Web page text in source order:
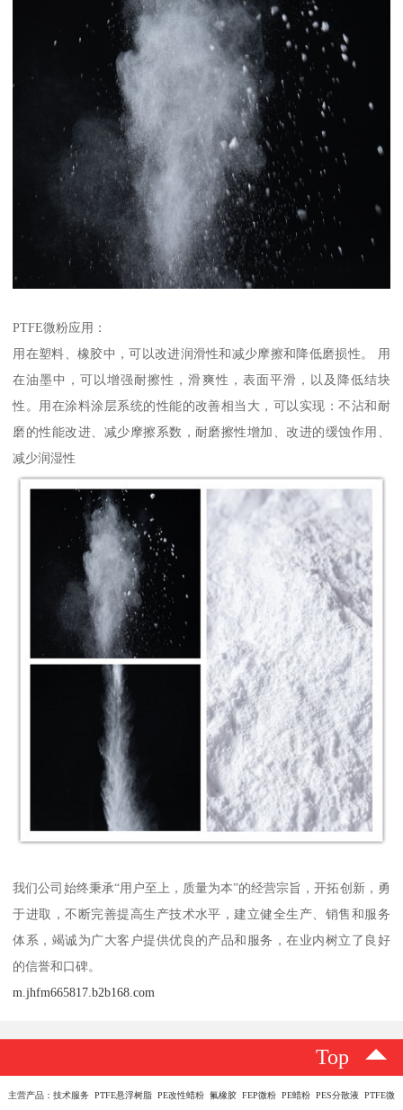
PTFE微粉应用：
用在塑料、橡胶中，可以改进润滑性和减少摩擦和降低磨损性。 用
在油墨中，可以增强耐擦性，滑爽性，表面平滑，以及降低结块
性。用在涂料涂层系统的性能的改善相当大，可以实现：不沾和耐
磨的性能改进、减少摩擦系数，耐磨擦性增加、改进的缓蚀作用、
减少润湿性
我们公司始终秉承“用户至上，质量为本”的经营宗旨，开拓创新，勇
于进取，不断完善提高生产技术水平，建立健全生产、销售和服务
体系，竭诚为广大客户提供优良的产品和服务，在业内树立了良好
的信誉和口碑。
m.jhfm665817.b2b168.com
Top
主营产品：技术服务 PTFE悬浮树脂 PE改性蜡粉 氟橡胶 FEP微粉 PE蜡粉 PES分散液 PTFE微